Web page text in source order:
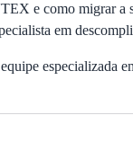
e como migrar
em